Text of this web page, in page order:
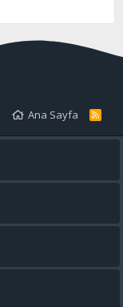
Ana Sayfa
R
S